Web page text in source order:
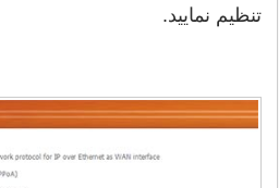
تنظیم نمایید.